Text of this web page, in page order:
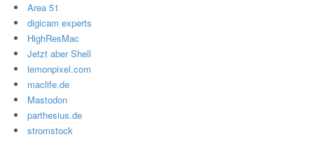
Area 51
digicam experts
HighResMac
Jetzt aber Shell
lemonpixel.com
maclife.de
Mastodon
parthesius.de
stromstock